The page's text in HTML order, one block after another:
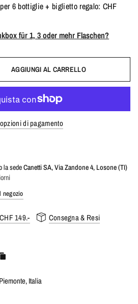
6 bottiglie + biglietto regalo: CHF
für 1, 3 oder mehr Flaschen?
AGGIUNGI AL CARRELLO
di pagamento
la sedeCanetti SA, Via Zandone 4, Losone (TI)
negozio
149.-
Consegna & Resi
Italia